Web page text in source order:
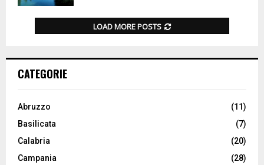
LOAD MORE POSTS
CATEGORIE
Abruzzo
(11)
Basilicata
(7)
Calabria
(20)
Campania
(28)